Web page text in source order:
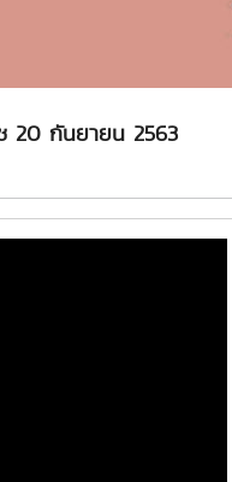
20 กันยายน 2563